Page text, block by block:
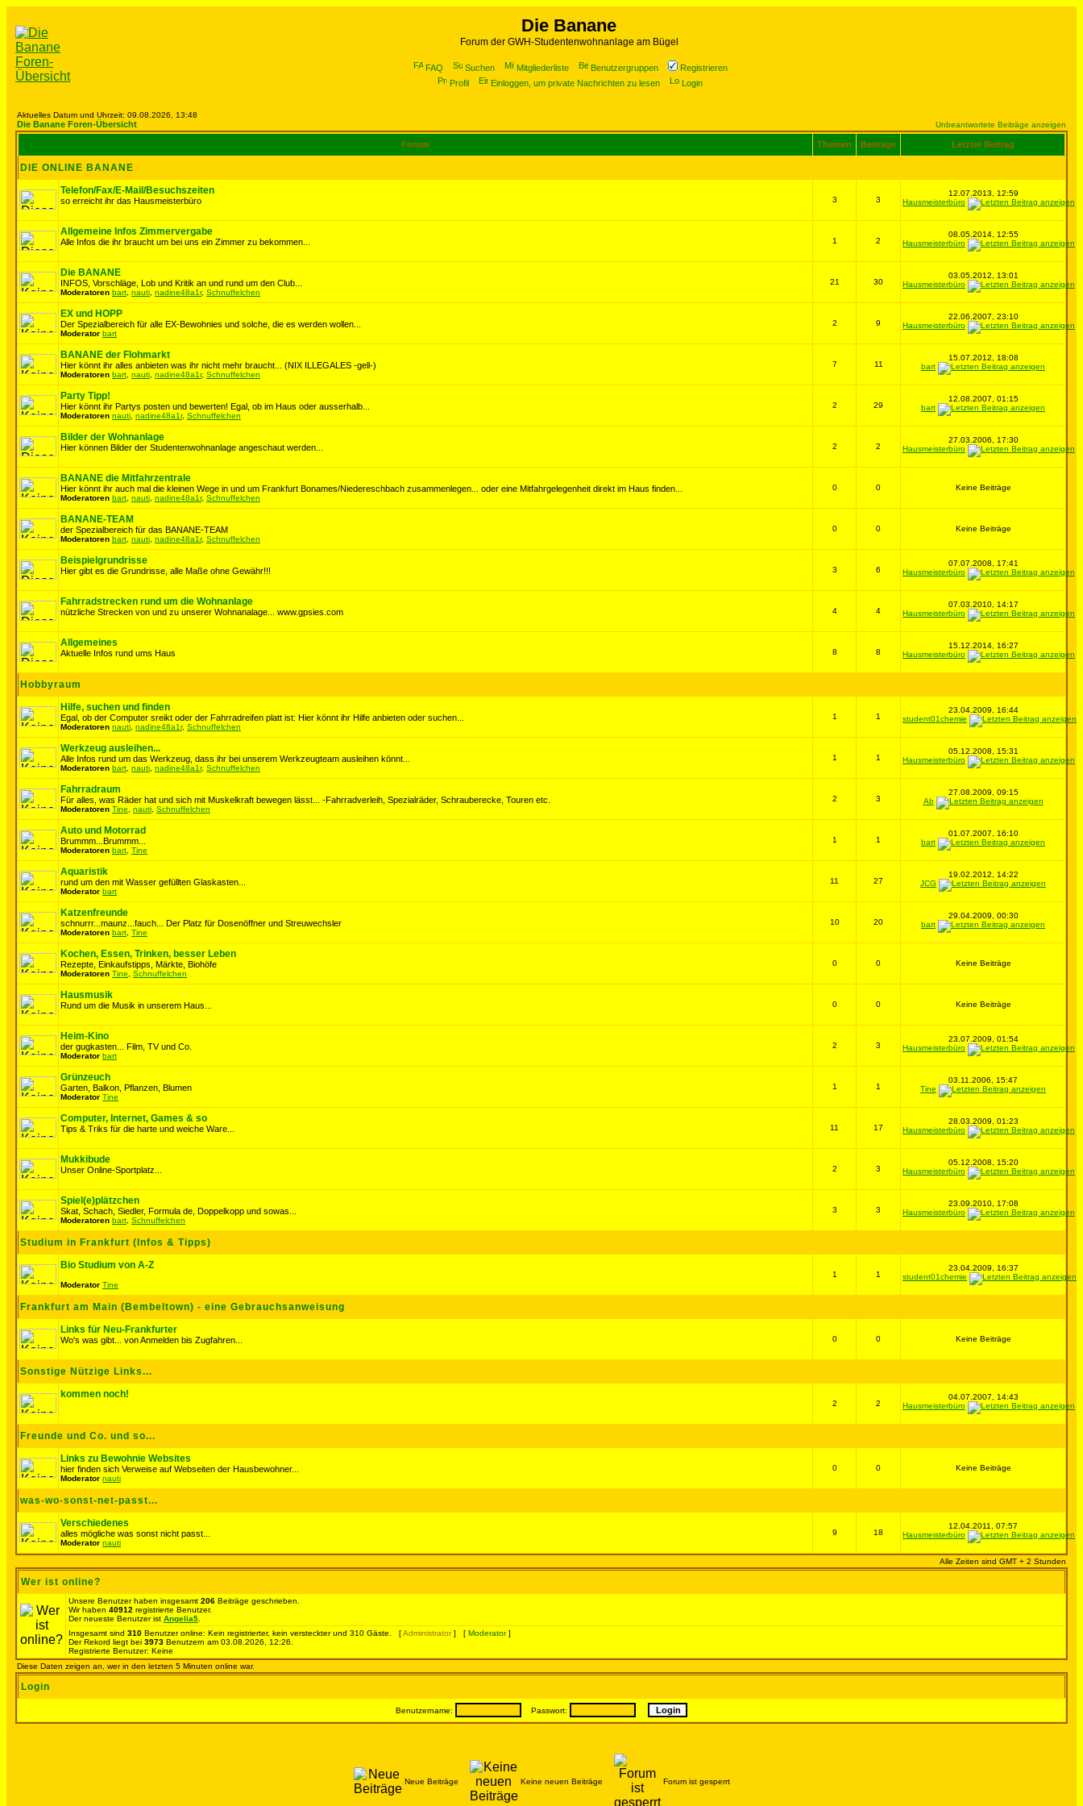
Die Banane
Forum der GWH-Studentenwohnanlage am Bügel
FAQ Suchen Mitgliederliste Benutzergruppen
Registrieren
Profil
Einloggen, um private Nachrichten zu lesen Login
Aktuelles Datum und Uhrzeit: 09.08.2026, 13:48
Die Banane Foren-Übersicht Unbeantwortete Beiträge anzeigen
Forum Themen Beiträge Letzter Beitrag
DIE ONLINE BANANE
Telefon/Fax/E-Mail/Besuchszeiten
so erreicht ihr das Hausmeisterbüro 3 3
12.07.2013, 12:59
Hausmeisterbüro
Allgemeine Infos Zimmervergabe
Alle Infos die ihr braucht um bei uns ein Zimmer zu bekommen... 1 2
08.05.2014, 12:55
Hausmeisterbüro
Die BANANE
INFOS, Vorschläge, Lob und Kritik an und rund um den Club...
Moderatoren bart nauti nadine48a1r, Schnuffelchen
21 30
03.05.2012, 13:01
Hausmeisterbüro
EX und HOPP
Der Spezialbereich für alle EX-Bewohnies und solche, die es werden wollen...
Moderator bart
2 9
22.06.2007, 23:10
Hausmeisterbüro
BANANE der Flohmarkt
Hier könnt ihr alles anbieten was ihr nicht mehr braucht... (NIX ILLEGALES -gell-)
Moderatoren bart nauti nadine48a1r, Schnuffelchen
7 11
15.07.2012, 18:08
bart
Party Tipp!
Hier könnt ihr Partys posten und bewerten! Egal, ob im Haus oder ausserhalb...
Moderatoren nauti nadine48a1r, Schnuffelchen
2 29
12.08.2007, 01:15
bart
Bilder der Wohnanlage
Hier können Bilder der Studentenwohnanlage angeschaut werden... 2 2
27.03.2006, 17:30
Hausmeisterbüro
BANANE die Mitfahrzentrale
Hier könnt ihr auch mal die kleinen Wege in und um Frankfurt Bonames/Niedereschbach zusammenlegen... oder eine Mitfahrgelegenheit direkt im Haus finden...
Moderatoren bart nauti nadine48a1r, Schnuffelchen
0 0 Keine Beiträge
BANANE-TEAM
der Spezialbereich für das BANANE-TEAM
Moderatoren bart nauti nadine48a1r, Schnuffelchen
0 0 Keine Beiträge
Beispielgrundrisse
Hier gibt es die Grundrisse, alle Maße ohne Gewähr!!! 3 6
07.07.2008, 17:41
Hausmeisterbüro
Fahrradstrecken rund um die Wohnanlage
nützliche Strecken von und zu unserer Wohnanalage... www.gpsies.com 4 4
07.03.2010, 14:17
Hausmeisterbüro
Allgemeines
Aktuelle Infos rund ums Haus 8 8
15.12.2014, 16:27
Hausmeisterbüro
Hobbyraum
Hilfe, suchen und finden
Egal, ob der Computer sreikt oder der Fahrradreifen platt ist: Hier könnt ihr Hilfe anbieten oder suchen...
Moderatoren nauti nadine48a1r, Schnuffelchen
1 1
23.04.2009, 16:44
student01chemie
Werkzeug ausleihen...
Alle Infos rund um das Werkzeug, dass ihr bei unserem Werkzeugteam ausleihen könnt...
Moderatoren bart nauti nadine48a1r, Schnuffelchen
1 1
05.12.2008, 15:31
Hausmeisterbüro
Fahrradraum
Für alles, was Räder hat und sich mit Muskelkraft bewegen lässt... -Fahrradverleih, Spezialräder, Schrauberecke, Touren etc.
Moderatoren Tine nauti Schnuffelchen
2 3
27.08.2009, 09:15
Ab
Auto und Motorrad
Brummm...Brummm...
Moderatoren bart Tine
1 1
01.07.2007, 16:10
bart
Aquaristik
rund um den mit Wasser gefüllten Glaskasten...
Moderator bart
11 27
19.02.2012, 14:22
JCG
Katzenfreunde
schnurrr...maunz...fauch... Der Platz für Dosenöffner und Streuwechsler
Moderatoren bart Tine
10 20
29.04.2009, 00:30
bart
Kochen, Essen, Trinken, besser Leben
Rezepte, Einkaufstipps, Märkte, Biohöfe
Moderatoren Tine Schnuffelchen
0 0 Keine Beiträge
Hausmusik
Rund um die Musik in unserem Haus... 0 0 Keine Beiträge
Heim-Kino
der gugkasten... Film, TV und Co.
Moderator bart
2 3
23.07.2009, 01:54
Hausmeisterbüro
Grünzeuch
Garten, Balkon, Pflanzen, Blumen
Moderator Tine
1 1
03.11.2006, 15:47
Tine
Computer, Internet, Games & so
Tips & Triks für die harte und weiche Ware... 11 17
28.03.2009, 01:23
Hausmeisterbüro
Mukkibude
Unser Online-Sportplatz... 2 3
05.12.2008, 15:20
Hausmeisterbüro
Spiel(e)plätzchen
Skat, Schach, Siedler, Formula de, Doppelkopp und sowas...
Moderatoren bart Schnuffelchen
3 3
23.09.2010, 17:08
Hausmeisterbüro
Studium in Frankfurt (Infos & Tipps)
Bio Studium von A-Z
Moderator Tine
1 1
23.04.2009, 16:37
student01chemie
Frankfurt am Main (Bembeltown) - eine Gebrauchsanweisung
Links für Neu-Frankfurter
Wo's was gibt... von Anmelden bis Zugfahren... 0 0 Keine Beiträge
Sonstige Nützige Links...
kommen noch!
2 2
04.07.2007, 14:43
Hausmeisterbüro
Freunde und Co. und so...
Links zu Bewohnie Websites
hier finden sich Verweise auf Webseiten der Hausbewohner...
Moderator nauti
0 0 Keine Beiträge
was-wo-sonst-net-passt...
Verschiedenes
alles mögliche was sonst nicht passt...
Moderator nauti
9 18
12.04.2011, 07:57
Hausmeisterbüro
Alle Zeiten sind GMT + 2 Stunden
Wer ist online?
Unsere Benutzer haben insgesamt 206 Beiträge geschrieben.
Wir haben 40912 registrierte Benutzer.
Der neueste Benutzer ist Angelia5
Insgesamt sind 310 Benutzer online: Kein registrierter, kein versteckter und 310 Gäste. [Administrator ] [ Moderator]
Der Rekord liegt bei 3973 Benutzern am 03.08.2026, 12:26.
Registrierte Benutzer: Keine
Diese Daten zeigen an, wer in den letzten 5 Minuten online war.
Login
Benutzername: Passwort:
Neue Beiträge Keine neuen Beiträge Forum ist gesperrt